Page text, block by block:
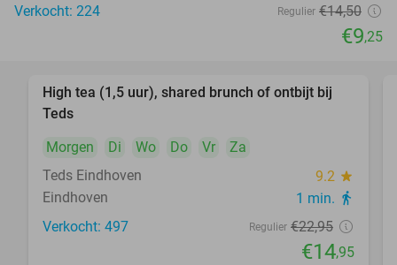
Verkocht: 224 Regulier €14,50
€9,25
35%
High tea (1,5 uur), shared brunch of ontbijt bij
Teds
Morgen
Di Wo Do Vr
Za
Teds Eindhoven
9.2 star
Eindhoven 1 min. directions_walk
Verkocht: 497 Regulier €22,95
€14,95